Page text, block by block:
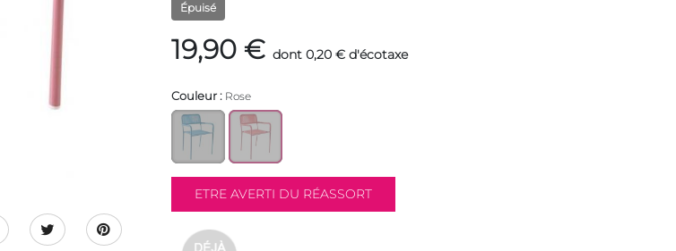
Épuisé
19,90 € dont 0,20 € d'écotaxe
Couleur : Rose